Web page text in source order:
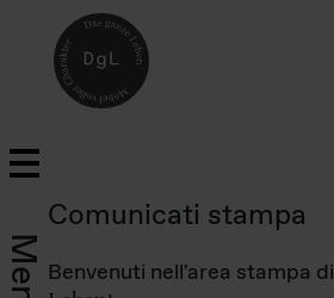
Menu
Comunicati stampa
Benvenuti nell'area stampa di